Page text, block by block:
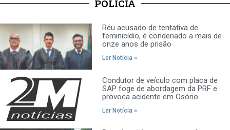
POLÍCIA
Réu acusado de tentativa de
feminicídio, é condenado a mais de
onze anos de prisão
Ler Notícia »
Condutor de veículo com placa de
SAP foge de abordagem da PRF e
provoca acidente em Osório
Ler Notícia »